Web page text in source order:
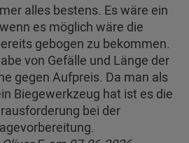
alles bestens. Es wäre ein
es möglich wäre die
gebogen zu bekommen.
von Gefälle und Länge der
gegen Aufpreis. Da man als
Biegewerkzeug hat ist es die
bei der